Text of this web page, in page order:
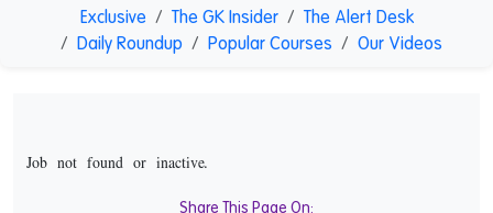
Exclusive The GK Insider
The Alert Desk
Daily Roundup
Popular Courses Our Videos
Job not found or inactive.
Share This Page On: